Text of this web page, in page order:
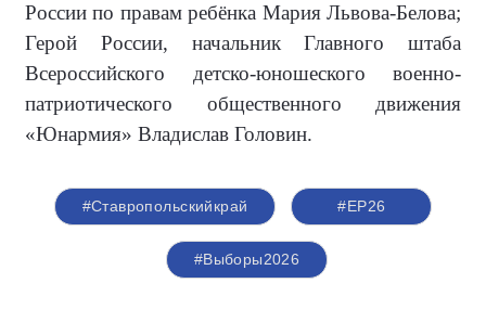
России по правам ребёнка Мария Львова-Белова;
Герой России, начальник Главного штаба
Всероссийского детско-юношеского военно-
патриотического общественного движения
«Юнармия» Владислав Головин.
#Ставропольскийкрай #ЕР26
#Выборы2026